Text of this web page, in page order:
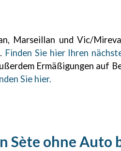
Marseillan und Vic/
Finden Sie hier Ihren
Ermäßigungen auf
Sie hier.
Sète ohne Auto